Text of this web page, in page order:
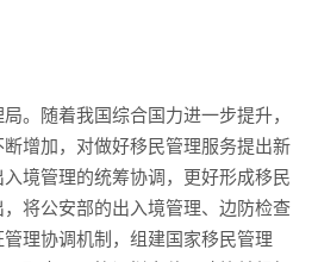
。随着我国综合国力进一步提升，
增加，对做好移民管理服务提出新
境管理的统筹协调，更好形成移民
将公安部的出入境管理、边防检查
理协调机制，组建国家移民管理